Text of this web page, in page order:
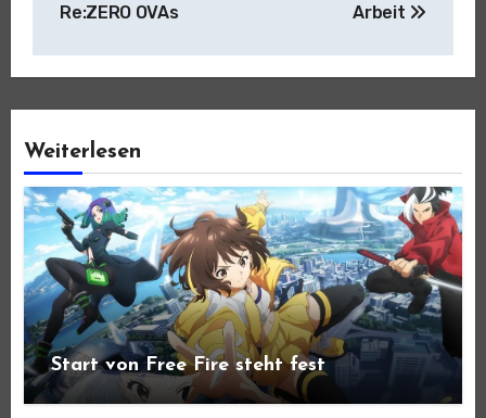
Re:ZERO OVAs
Arbeit
Weiterlesen
Start von Free Fire steht fest